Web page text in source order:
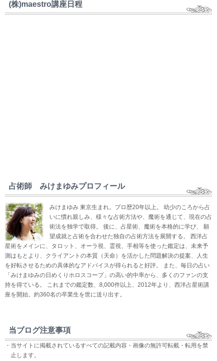
(株)maestro講座日程
占術師 みけまゆみプロフィール
みけまゆみ 東京生まれ。プロ歴20年以上。 幼少のころから占
いに慣れ親しみ、様々な占術方法や、魔術を通じて、現在の占
術法を独学で取得。 後に、占星術、魔術を本格的に学び、 願
望成就と占術を合わせた独自の占術方法を展開する。 西洋占
星術をメインに、タロット、オーラ視、霊視、手相等を使った鑑定は、未来予
測はもとより、クライアントの本質（天命）を活かした問題解決の提案、人生
を好転させるための具体的なアドバイスが得られると好評。 また、毎日の占い
「みけまゆみの日めくりホロスコープ」の高い的中率から、多くのファンの支
持を得ている。 これまでの鑑定数、8,000件以上、2012年より、西洋占星術講
座を開始。約360名の卒業生を世に送り出す。
当ブログ注意事項
・当サイトに掲載されているすべての記載内容・画像の無許可転載・転用を禁
止します。